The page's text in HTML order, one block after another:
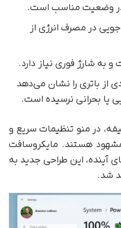
در وضعیت مناسب است.
در مصرف انرژی از
به شارژ فوری نیاز دارد.
از باتری را نشان می‌دهد
یا بحرانی نرسیده است.
در منو تنظیمات سریع و
هستند. مایکروسافت
آینده، این طراحی جدید به
شد.